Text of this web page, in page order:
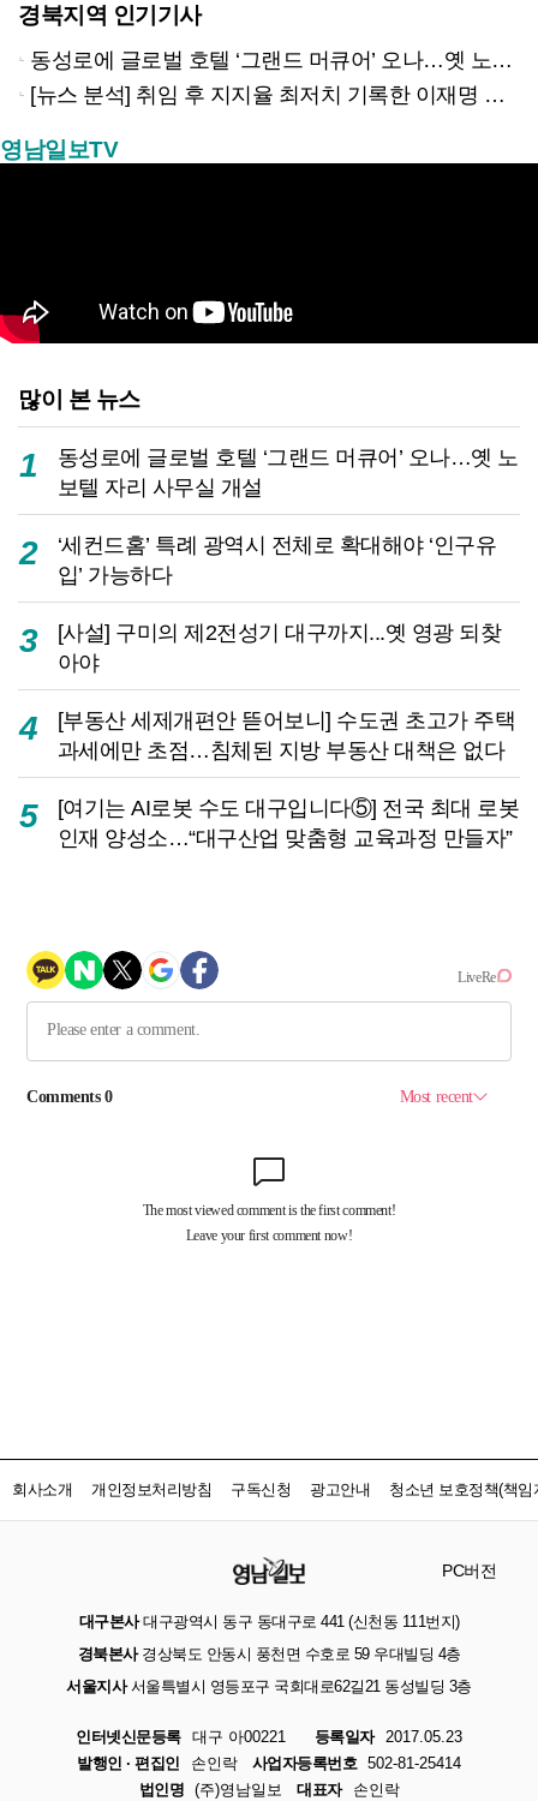
경북지역 인기기사
동성로에 글로벌 호텔 ‘그랜드 머큐어’ 오나…옛 노보텔 자리 사무실 개설
[뉴스 분석] 취임 후 지지율 최저치 기록한 이재명 대통령…왜?
영남일보TV
많이 본 뉴스
1
동성로에 글로벌 호텔 ‘그랜드 머큐어’ 오나…옛 노
보텔 자리 사무실 개설
2
‘세컨드홈’ 특례 광역시 전체로 확대해야 ‘인구유
입’ 가능하다
3
[사설] 구미의 제2전성기 대구까지...옛 영광 되찾
아야
4
[부동산 세제개편안 뜯어보니] 수도권 초고가 주택
과세에만 초점…침체된 지방 부동산 대책은 없다
5
[여기는 AI로봇 수도 대구입니다⑤] 전국 최대 로봇
인재 양성소…“대구산업 맞춤형 교육과정 만들자”
회사소개 개인정보처리방침 구독신청 광고안내 청소년 보호정책(책임
PC버전
대구본사대구광역시 동구 동대구로 441 (신천동 111번지)
경북본사경상북도 안동시 풍천면 수호로 59 우대빌딩 4층
서울지사서울특별시 영등포구 국회대로62길21 동성빌딩 3층
인터넷신문등록 대구 아00221 등록일자
2017.05.23
발행인 · 편집인
손인락 사업자등록번호 502-81-25414
법인명 (주)영남일보 대표자 손인락